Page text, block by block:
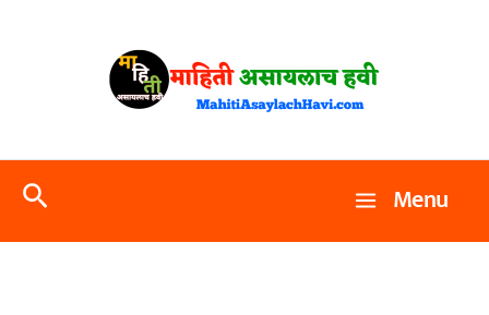
Search Menu